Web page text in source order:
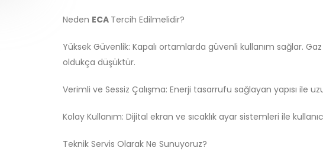
Neden ECA Tercih Edilmelidir?
Yüksek Güvenlik: Kapalı ortamlarda güvenli kullanım sağlar.
oldukça düşüktür.
Verimli ve Sessiz Çalışma: Enerji tasarrufu sağlayan yapısı ile
Kolay Kullanım: Dijital ekran ve sıcaklık ayar sistemleri ile
Teknik Servis Olarak Ne Sunuyoruz?